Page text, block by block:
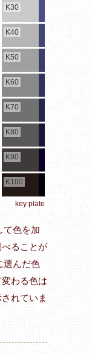
K30
K40
K50
K60
K70
K80
K90
K100
key plate
て色を加
ることが
選んだ色
わる色は
れていま